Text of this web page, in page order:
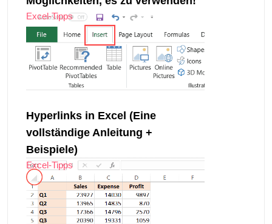
Excel-Tipps
Hyperlinks in Excel (Eine
vollständige Anleitung +
Beispiele)
Excel-Tipps